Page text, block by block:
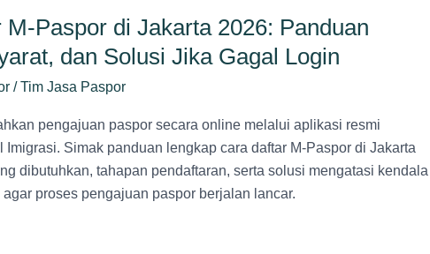
M-Paspor di Jakarta 2026: Panduan
dan Solusi Jika Gagal Login
/Tim Jasa Paspor
pengajuan paspor secara online melalui aplikasi resmi
Imigrasi. Simak panduan lengkap cara daftar M-Paspor di Jakarta
dibutuhkan, tahapan pendaftaran, serta solusi mengatasi kendala
proses pengajuan paspor berjalan lancar.